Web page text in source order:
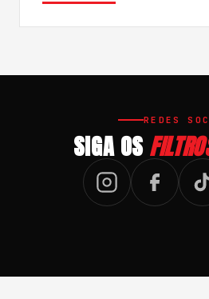
REDES
SIGA OS